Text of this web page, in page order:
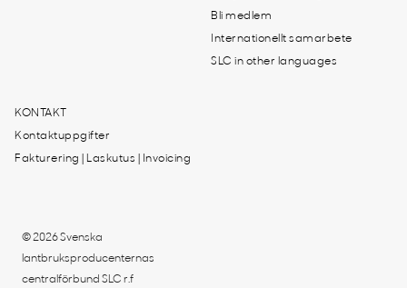
Bli medlem
Internationellt samarbete
SLC in other languages
KONTAKT
Kontaktuppgifter
Fakturering | Laskutus | Invoicing
© 2026 Svenska
lantbruksproducenternas
centralförbund SLC r.f